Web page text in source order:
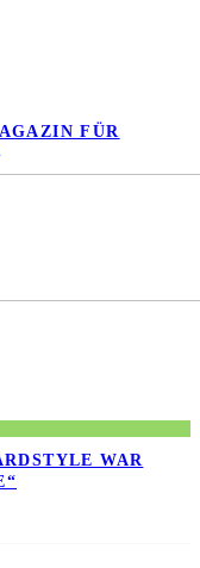
FÜR
WAR